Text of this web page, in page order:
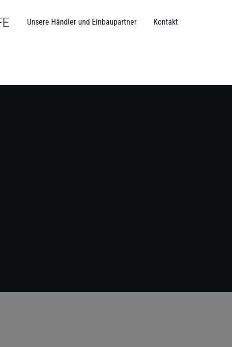
Unsere Händler und Einbaupartner Kontakt